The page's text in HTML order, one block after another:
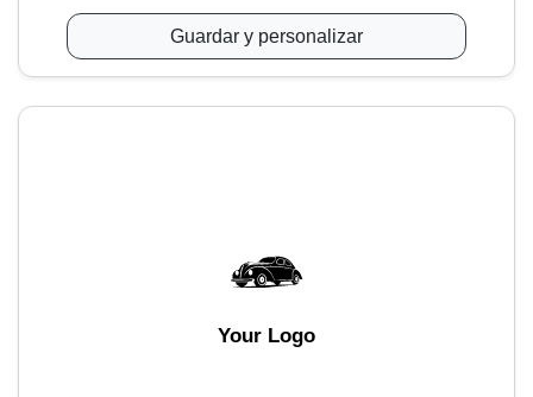
Guardar y personalizar
Your Logo